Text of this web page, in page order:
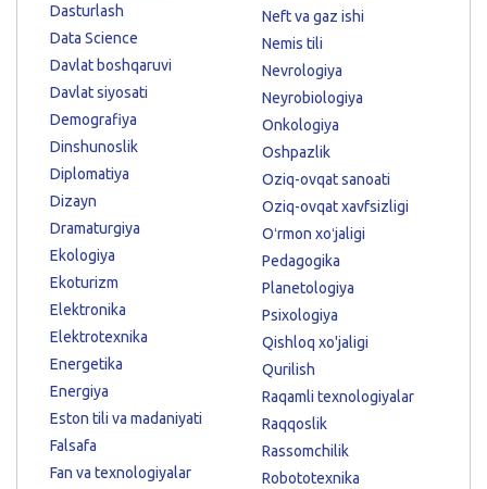
Dasturlash
Data Science
Davlat boshqaruvi
Davlat siyosati
Demografiya
Dinshunoslik
Diplomatiya
Dizayn
Dramaturgiya
Ekologiya
Ekoturizm
Elektronika
Elektrotexnika
Energetika
Energiya
Eston tili va madaniyati
Falsafa
Fan va texnologiyalar
Neft va gaz ishi
Nemis tili
Nevrologiya
Neyrobiologiya
Onkologiya
Oshpazlik
Oziq-ovqat sanoati
Oziq-ovqat xavfsizligi
Oʻrmon xoʻjaligi
Pedagogika
Planetologiya
Psixologiya
Qishloq xo'jaligi
Qurilish
Raqamli texnologiyalar
Raqqoslik
Rassomchilik
Robototexnika